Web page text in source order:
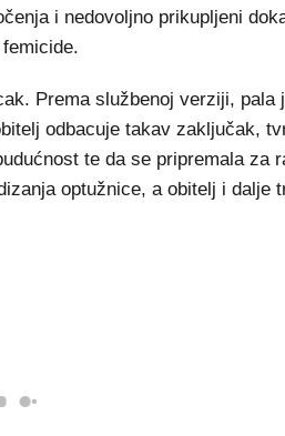
i nedovoljno prikupljeni
Prema službenoj verziji, pala
odbacuje takav zaključak,
te da se pripremala za
optužnice, a obitelj i dalje